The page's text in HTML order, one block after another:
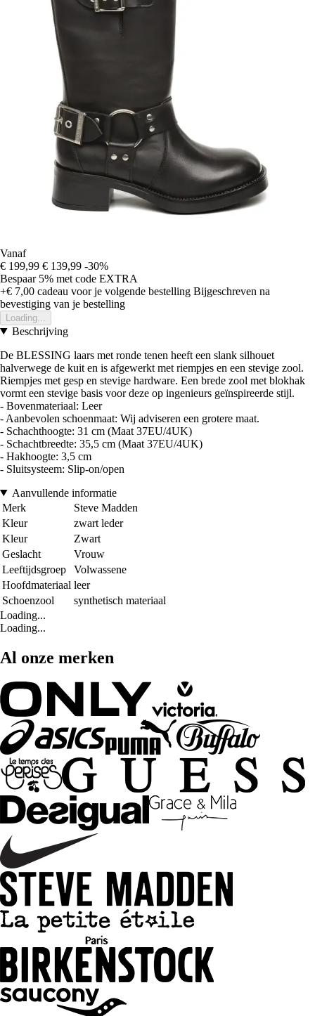
Vanaf
€ 199,99 € 139,99 -30%
Bespaar 5% met code EXTRA
+€ 7,00 cadeau voor je volgende bestelling Bijgeschreven na
bevestiging van je bestelling
Loading...
Beschrijving
De BLESSING laars met ronde tenen heeft een slank silhouet
halverwege de kuit en is afgewerkt met riempjes en een stevige zool.
Riempjes met gesp en stevige hardware. Een brede zool met blokhak
vormt een stevige basis voor deze op ingenieurs geïnspireerde stijl.
- Bovenmateriaal: Leer
- Aanbevolen schoenmaat: Wij adviseren een grotere maat.
- Schachthoogte: 31 cm (Maat 37EU/4UK)
- Schachtbreedte: 35,5 cm (Maat 37EU/4UK)
- Hakhoogte: 3,5 cm
- Sluitsysteem: Slip-on/open
Aanvullende informatie
Merk
Steve Madden
Kleur
zwart leder
Kleur
Zwart
Geslacht
Vrouw
Leeftijdsgroep
Volwassene
Hoofdmateriaal leer
Schoenzool
synthetisch materiaal
Loading...
Loading...
Al onze merken